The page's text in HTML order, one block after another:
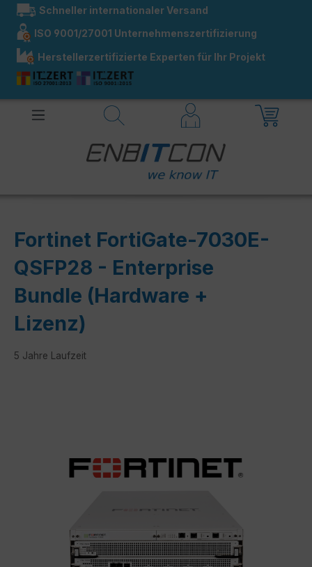
springen
Schneller internationaler Versand
ISO 9001/27001 Unternehmenszertifizierung
Herstellerzertifizierte Experten für Ihr Projekt
Fortinet FortiGate-7030E-
QSFP28 - Enterprise
Bundle (Hardware +
Lizenz)
5 Jahre Laufzeit